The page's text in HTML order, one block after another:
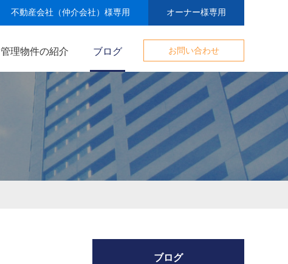
不動産会社（仲介会社）様専用 オーナー様専用
管理物件の紹介 ブログ お問い合わせ
ブログ